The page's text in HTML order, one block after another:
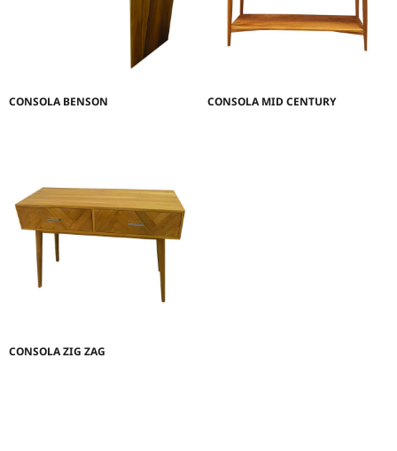
CONSOLA BENSON CONSOLA MID CENTURY
CONSOLA ZIG ZAG